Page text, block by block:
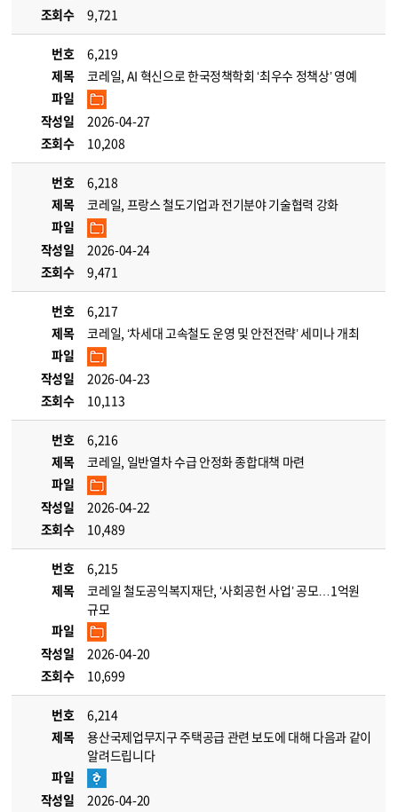
조회수
9,721
번호
6,219
제목
코레일, AI 혁신으로 한국정책학회 ‘최우수 정책상’ 영예
파일
작성일
2026-04-27
조회수
10,208
번호
6,218
제목
코레일, 프랑스 철도기업과 전기분야 기술협력 강화
파일
작성일
2026-04-24
조회수
9,471
번호
6,217
제목
코레일, ‘차세대 고속철도 운영 및 안전전략’ 세미나 개최
파일
작성일
2026-04-23
조회수
10,113
번호
6,216
제목
코레일, 일반열차 수급 안정화 종합대책 마련
파일
작성일
2026-04-22
조회수
10,489
번호
6,215
제목
코레일 철도공익복지재단, ‘사회공헌 사업’ 공모…1억원
규모
파일
작성일
2026-04-20
조회수
10,699
번호
6,214
제목
용산국제업무지구 주택공급 관련 보도에 대해 다음과 같이
알려드립니다
파일
작성일
2026-04-20